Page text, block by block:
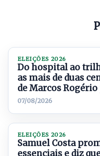
ELEIÇÕES 2026
Do hospital ao
as mais de duas
de Marcos
07/08/2026
ELEIÇÕES 2026
Samuel Costa
essenciais e diz